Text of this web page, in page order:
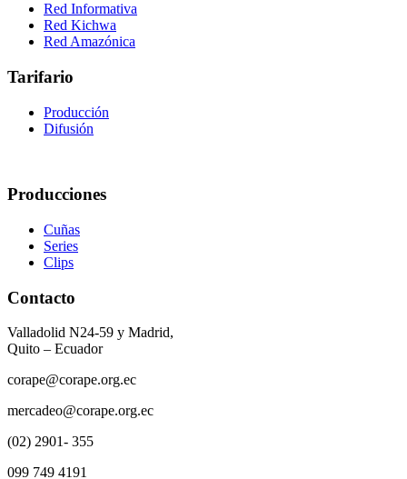
Red Informativa
Red Kichwa
Red Amazónica
Tarifario
Producción
Difusión
Producciones
Cuñas
Series
Clips
Contacto
Valladolid N24-59 y Madrid,
Quito – Ecuador
corape@corape.org.ec
mercadeo@corape.org.ec
(02) 2901- 355
099 749 4191